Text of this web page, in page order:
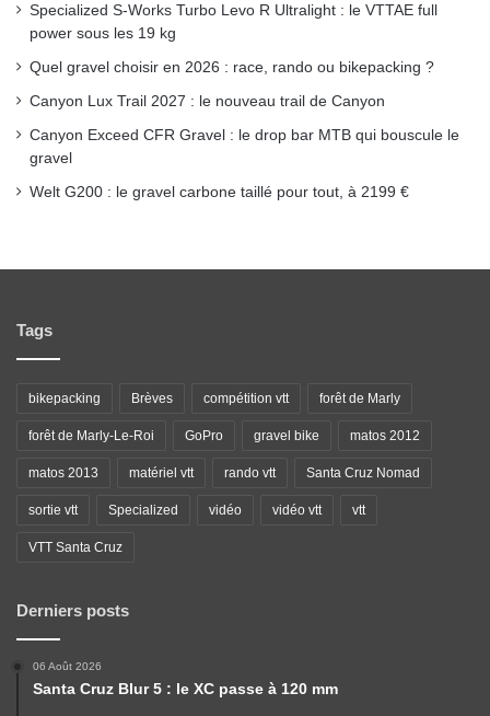
Specialized S-Works Turbo Levo R Ultralight : le VTTAE full
power sous les 19 kg
Quel gravel choisir en 2026 : race, rando ou bikepacking ?
Canyon Lux Trail 2027 : le nouveau trail de Canyon
Canyon Exceed CFR Gravel : le drop bar MTB qui bouscule le
gravel
Welt G200 : le gravel carbone taillé pour tout, à 2199 €
Tags
bikepacking Brèves compétition vtt forêt de Marly
forêt de Marly-Le-Roi GoPro gravel bike matos 2012
matos 2013 matériel vtt rando vtt Santa Cruz Nomad
sortie vtt Specialized vidéo vidéo vtt vtt
VTT Santa Cruz
Derniers posts
06 Août 2026
Santa Cruz Blur 5 : le XC passe à 120 mm